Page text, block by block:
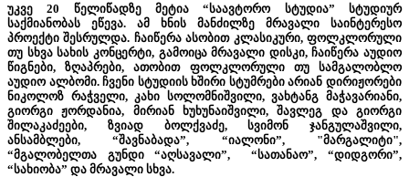
უკვე 20 წელიწადზე მეტია “საავტორო სტუდია” სტუდიურ
საქმიანობას ეწევა. ამ ხნის მანძილზე მრავალი საინტერესო
პროექტი შესრულდა. ჩაიწერა ასობით კლასიკური, ფოლკლორული
თუ სხვა სახის კონცერტი, გამოიცა მრავალი დისკი, ჩაიწერა აუდიო
წიგნები, ზღაპრები, ათობით ფოლკლორული თუ სამგალობლო
აუდიო ალბომი. ჩვენი სტუდიის ხშირი სტუმრები არიან დირიჟორები
ნიკოლოზ რაჭველი, კახი სოლომნიშვილი, ვახტანგ მაჭავარიანი,
გიორგი ჟორდანია, მირიან ხუხუნაიშვილი, შავლეგ და გიორგი
შილაკაძეები, ზვიად ბოლქვაძე, სვიმონ ჯანგულაშვილი,
ანსამბლები, “შავნაბადა”, “იალონი”, "მარგალიტი",
“მგალობელთა გუნდი “აღსავალი”, “სათანაო”, “დიდგორი”,
“სახიობა” და მრავალი სხვა.